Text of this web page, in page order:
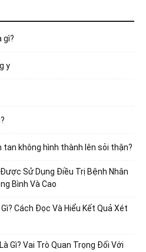
gì?
y
không hình thành lên sỏi thận?
Sử Dụng Điều Trị Bệnh Nhân
Bình Và Cao
Cách Đọc Và Hiểu Kết Quả Xét
Gì? Vai Trò Quan Trọng Đối Với